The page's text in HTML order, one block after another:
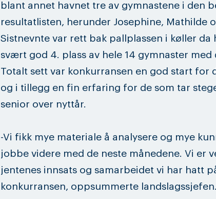
blant annet havnet tre av gymnastene i den
resultatlisten, herunder Josephine, Mathilde
Sistnevnte var rett bak pallplassen i køller da
svært god 4. plass av hele 14 gymnaster med
Totalt sett var konkurransen en god start for
og i tillegg en fin erfaring for de som tar
senior over nyttår.
-Vi fikk mye materiale å analysere og mye
jobbe videre med de neste månedene. Vi er
jentenes innsats og samarbeidet vi har hatt
konkurransen, oppsummerte landslagssjefen.